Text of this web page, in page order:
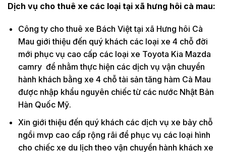
Dịch vụ cho thuê xe các loại tại xã hưng hôi cà mau:
Công ty cho thuê xe Bách Việt tại xã Hưng hôi Cà
Mau giới thiệu đến quý khách các loại xe 4 chỗ đời
mới phục vụ cao cấp các loại xe Toyota Kia Mazda
camry để nhằm thực hiện các dịch vụ vận chuyển
hành khách bằng xe 4 chỗ tài sản tăng hàm Cà Mau
được nhập khẩu nguyên chiếc từ các nước Nhật Bản
Hàn Quốc Mỹ.
Xin giới thiệu đến quý khách các dịch vụ xe bảy chỗ
ngồi mvp cao cấp rộng rãi để phục vụ các loại hình
cho chiếc xe du lịch theo vận chuyển hành khách xe